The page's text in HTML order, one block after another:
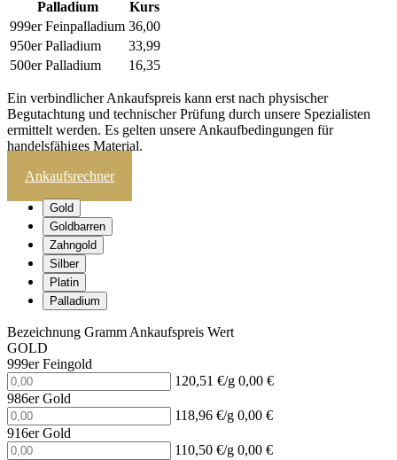
Palladium
Kurs
999er Feinpalladium 36,00
950er Palladium
33,99
500er Palladium
16,35
Ein verbindlicher Ankaufspreis kann erst nach physischer
Begutachtung und technischer Prüfung durch unsere Spezialisten
ermittelt werden. Es gelten unsere Ankaufbedingungen für
handelsfähiges Material.
Ankaufsrechner
Gold
Goldbarren
Zahngold
Silber
Platin
Palladium
Bezeichnung Gramm Ankaufspreis Wert
GOLD
999er Feingold
120,51 €/g 0,00 €
986er Gold
118,96 €/g 0,00 €
916er Gold
110,50 €/g 0,00 €